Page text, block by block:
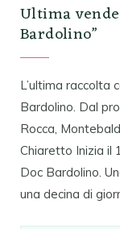
Ultima
Bardolino”
L’ultima raccolta
Bardolino. Dal
Rocca,
Chiaretto Inizia il
Doc Bardolino.
una decina di